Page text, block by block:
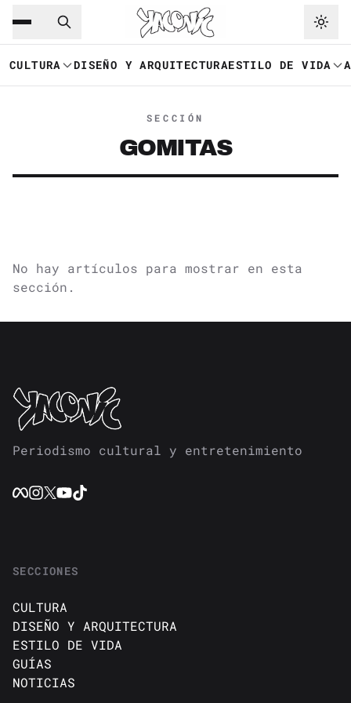
Saltar al contenido principal
CULTURA DISEÑO Y ARQUITECTURAESTILO DE VIDA
SECCIÓN
GOMITAS
No hay artículos para mostrar en esta
sección.
Periodismo cultural y entretenimiento
SECCIONES
CULTURA
DISEÑO Y ARQUITECTURA
ESTILO DE VIDA
GUÍAS
NOTICIAS